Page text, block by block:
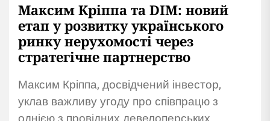
Максим Кріппа та DIM: новий
етап у розвитку українського
ринку нерухомості через
стратегічне партнерство
Максим Кріппа, досвідчений інвестор,
уклав важливу угоду про співпрацю з